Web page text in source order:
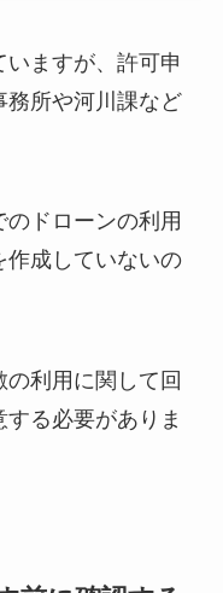
ますが、許可申
務所や河川課など
ドローンの利用
作成していないの
利用に関して回
る必要がありま